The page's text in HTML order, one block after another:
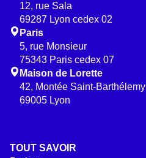
TOUT SAVOIR
12, rue Sala
69287 Lyon cedex 02
Paris
5, rue Monsieur
75343 Paris cedex 07
Maison de Lorette
42, Montée Saint-Barthélemy
69005 Lyon